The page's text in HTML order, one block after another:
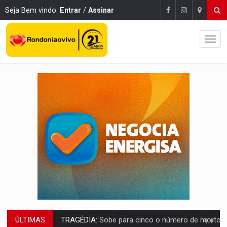
Seja Bem vindo. Entrar / Assinar
ÚLTIMAS TRANSPORTE DE ARROZ:MPF assegura cumprimento da legislação sobre transporte